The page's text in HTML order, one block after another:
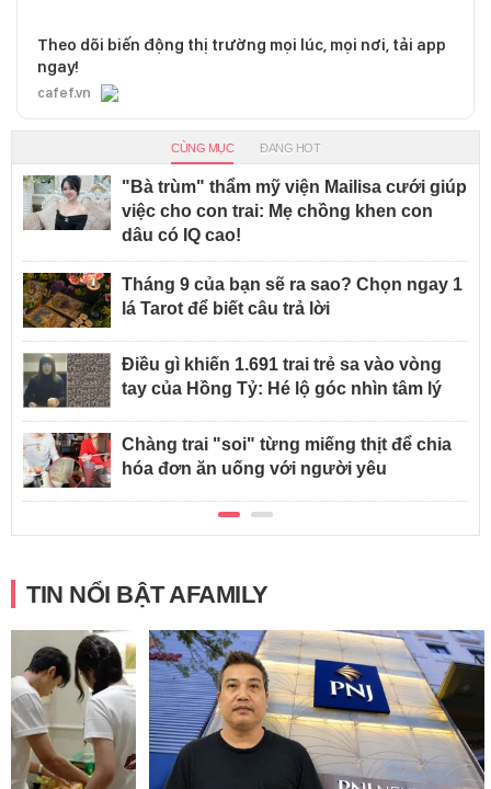
Theo dõi biến động thị trường mọi lúc, mọi nơi, tải app
ngay!
cafef.vn
CÙNG MỤC ĐANG HOT
"Bà trùm" thẩm mỹ viện Mailisa cưới giúp
việc cho con trai: Mẹ chồng khen con
dâu có IQ cao!
Tháng 9 của bạn sẽ ra sao? Chọn ngay 1
lá Tarot để biết câu trả lời
Điều gì khiến 1.691 trai trẻ sa vào vòng
tay của Hồng Tỷ: Hé lộ góc nhìn tâm lý
Chàng trai "soi" từng miếng thịt để chia
hóa đơn ăn uống với người yêu
TIN NỔI BẬT AFAMILY